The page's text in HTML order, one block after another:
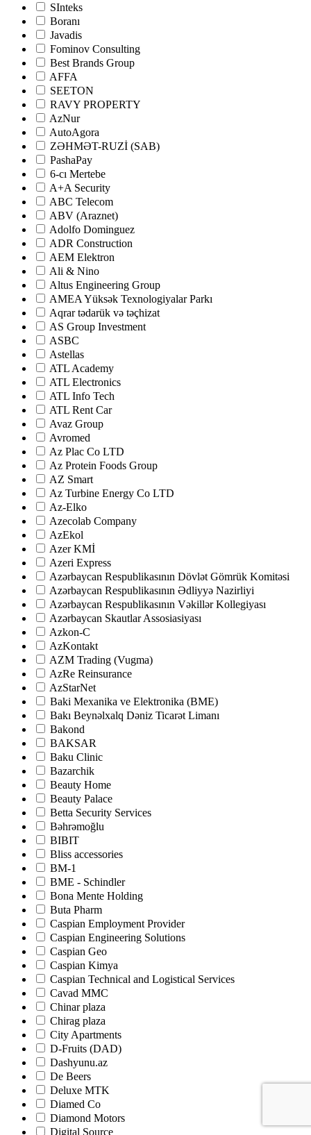
SInteks
Boranı
Javadis
Fominov Consulting
Best Brands Group
AFFA
SEETON
RAVY PROPERTY
AzNur
AutoAgora
ZƏHMƏT-RUZİ (SAB)
PashaPay
6-cı Mertebe
A+A Security
ABC Telecom
ABV (Araznet)
Adolfo Dominguez
ADR Construction
AEM Elektron
Ali & Nino
Altus Engineering Group
AMEA Yüksək Texnologiyalar Parkı
Aqrar tədarük və təçhizat
AS Group Investment
ASBC
Astellas
ATL Academy
ATL Electronics
ATL Info Tech
ATL Rent Car
Avaz Group
Avromed
Az Plac Co LTD
Az Protein Foods Group
AZ Smart
Az Turbine Energy Co LTD
Az-Elko
Azecolab Company
AzEkol
Azer KMİ
Azeri Express
Azərbaycan Respublikasının Dövlət Gömrük Komitəsi
Azərbaycan Respublikasının Ədliyyə Nazirliyi
Azərbaycan Respublikasının Vəkillər Kollegiyası
Azərbaycan Skautlar Assosiasiyası
Azkon-C
AzKontakt
AZM Trading (Vugma)
AzRe Reinsurance
AzStarNet
Baki Mexanika ve Elektronika (BME)
Bakı Beynəlxalq Dəniz Ticarət Limanı
Bakond
BAKSAR
Baku Clinic
Bazarchik
Beauty Home
Beauty Palace
Betta Security Services
Bəhrəmoğlu
BIBIT
Bliss accessories
BM-1
BME - Schindler
Bona Mente Holding
Buta Pharm
Caspian Employment Provider
Caspian Engineering Solutions
Caspian Geo
Caspian Kimya
Caspian Technical and Logistical Services
Cavad MMC
Chinar plaza
Chirag plaza
City Apartments
D-Fruits (DAD)
Dashyunu.az
De Beers
Deluxe MTK
Diamed Co
Diamond Motors
Digital Source